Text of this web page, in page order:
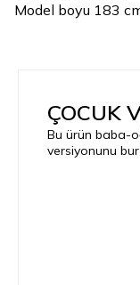
Model boyu 183
ÇOCUK
Bu ürün baba-
versiyonunu